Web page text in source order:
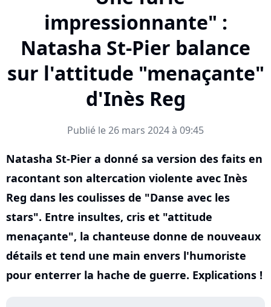
impressionnante" :
Natasha St-Pier balance
sur l'attitude "menaçante"
d'Inès Reg
Publié le 26 mars 2024 à 09:45
Natasha St-Pier a donné sa version des faits en
racontant son altercation violente avec Inès
Reg dans les coulisses de "Danse avec les
stars". Entre insultes, cris et "attitude
menaçante", la chanteuse donne de nouveaux
détails et tend une main envers l'humoriste
pour enterrer la hache de guerre. Explications !